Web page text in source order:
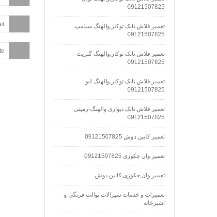
09121507825
تعمیر فلاش تانک توکار,والهنگ سیامپ
09121507825
تعمیر فلاش تانک توکار,والهنگ گبریت
09121507825
تعمیر فلاش تانک توکار,والهنگ لیو
09121507825
تعمیر فلاش تانک دیواری والهنگ-زمینی
09121507825
تعمیر کابین دوش 09121507825
تعمیر وان جکوزی 09121507825
تعمیر وان,جکوزی,کابین دوش
تعمیرات و خدمات شیرالات توالت فرنگی و
اشپزخانه